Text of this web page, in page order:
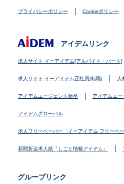
プライバシーポリシー Cookieポリシー
アイデムリンク
求人サイト イーアイデム[アルバイト・パート]
求人サイト イーアイデム正社員[転職] 人
アイデムエージェント新卒 アイデムエ
アイデムグローバル
求人フリーペーパー「イーアイデム フリーペー
新聞折込求人紙「しごと情報アイデム」
グループリンク